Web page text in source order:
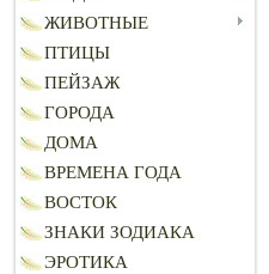
ЖИВОТНЫЕ
ПТИЦЫ
ПЕЙЗАЖ
ГОРОДА
ДОМА
ВРЕМЕНА ГОДА
ВОСТОК
ЗНАКИ ЗОДИАКА
ЭРОТИКА